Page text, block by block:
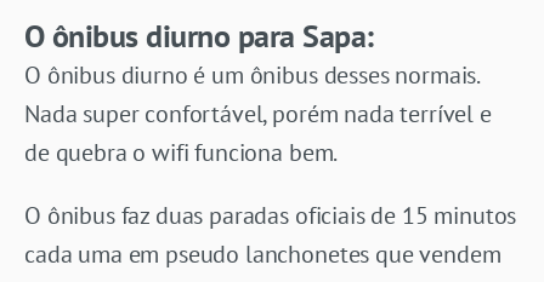
O ônibus diurno para Sapa:
O ônibus diurno é um ônibus desses normais.
Nada super confortável, porém nada terrível e
de quebra o wifi funciona bem.
O ônibus faz duas paradas oficiais de 15 minutos
cada uma em pseudo lanchonetes que vendem